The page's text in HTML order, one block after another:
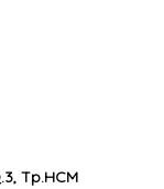
Tp.HCM